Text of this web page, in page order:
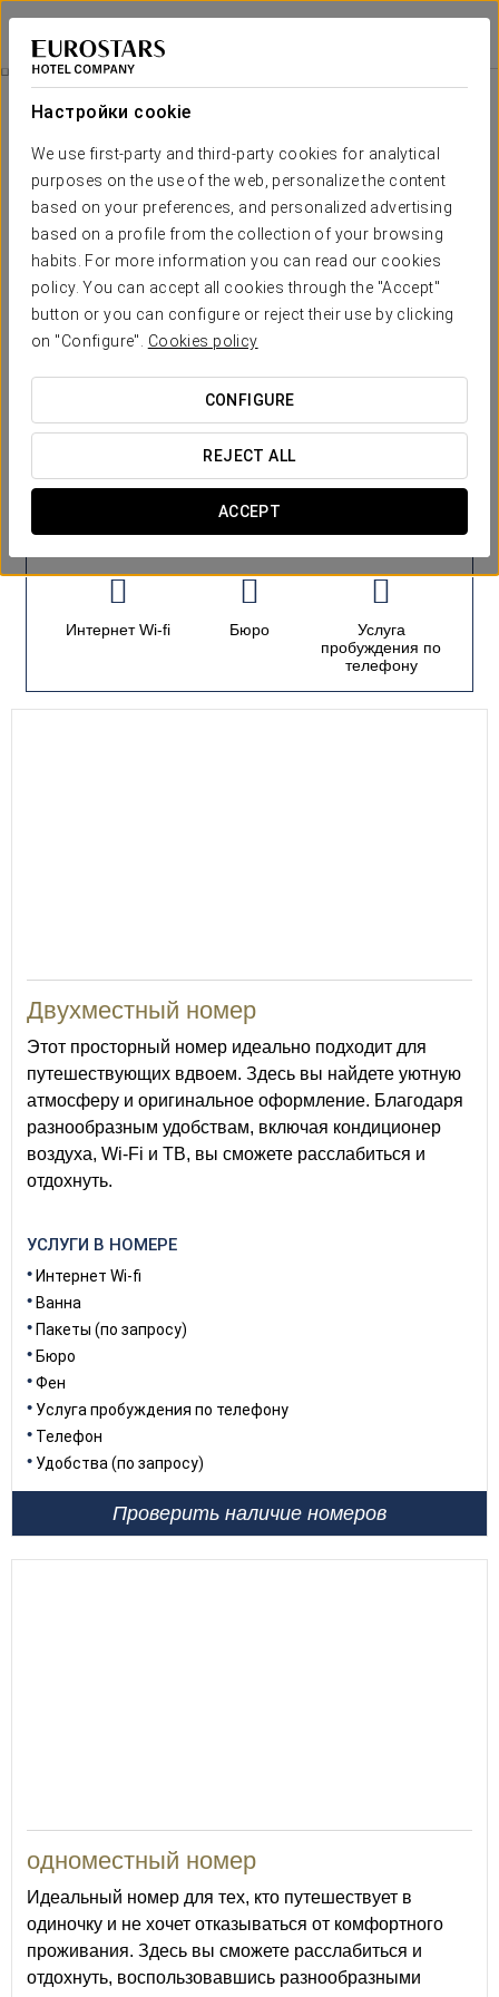
Настройки cookie
We use first-party and third-party cookies for analytical
purposes on the use of the web, personalize the content
based on your preferences, and personalized advertising
based on a profile from the collection of your browsing
habits. For more information you can read our cookies
policy. You can accept all cookies through the "Accept"
button or you can configure or reject their use by clicking
on "Configure". Cookies policy
CONFIGURE
REJECT ALL
ACCEPT
Crisol Quindós
ЛЕОН
Номера
Необходимые вам комфорт и
отдых
Номера отеля Crisol Quindós отличаются оригинальным
оформлением и индивидуальным стилем. Каждый из
номеров имеет уникальный облик благодаря своеобразному
сочетанию теплых материалов, тканей ярких цветов и
художественных элементов оформления. Кроме того, уютная
атмосфера комфорта поможет расслабиться и отдохнуть со
кондиционер воздуха, Wi-Fi, ТВ и другие, чтобы во время
пребывания в нашем отеле у вас было все необходимое.
ОСНОВНЫЕ УСЛУГИ
номера
Интернет Wi-fi Бюро
Услуга
пробуждения по
телефону
Двухместный номер
Этот просторный номер идеально подходит для
путешествующих вдвоем. Здесь вы найдете уютную
атмосферу и оригинальное оформление. Благодаря
разнообразным удобствам, включая кондиционер
воздуха, Wi-Fi и ТВ, вы сможете расслабиться и
отдохнуть.
УСЛУГИ В НОМЕРЕ
Интернет Wi-fi
Ванна
Пакеты (по запросу)
Бюро
Фен
Услуга пробуждения по телефону
Телефон
Удобства (по запросу)
Проверить наличие номеров
одноместный номер
Идеальный номер для тех, кто путешествует в
одиночку и не хочет отказываться от комфортного
проживания. Здесь вы сможете расслабиться и
отдохнуть, воспользовавшись разнообразными